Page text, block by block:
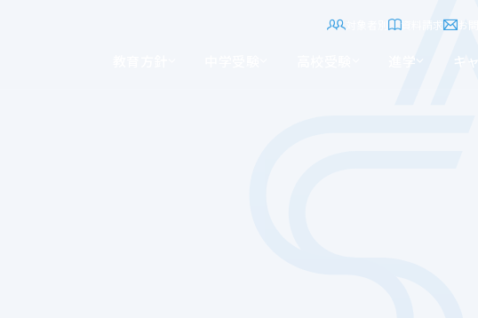
資料請求 お
進学 キ